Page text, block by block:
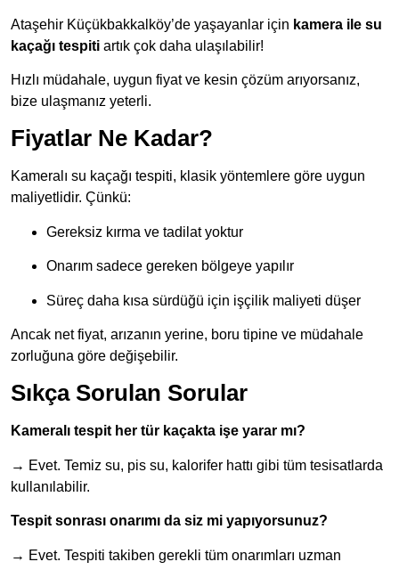
Ataşehir Küçükbakkalköy’de yaşayanlar için kamera ile su
kaçağı tespiti artık çok daha ulaşılabilir!
Hızlı müdahale, uygun fiyat ve kesin çözüm arıyorsanız,
bize ulaşmanız yeterli.
Fiyatlar Ne Kadar?
Kameralı su kaçağı tespiti, klasik yöntemlere göre uygun
maliyetlidir. Çünkü:
Gereksiz kırma ve tadilat yoktur
Onarım sadece gereken bölgeye yapılır
Süreç daha kısa sürdüğü için işçilik maliyeti düşer
Ancak net fiyat, arızanın yerine, boru tipine ve müdahale
zorluğuna göre değişebilir.
Sıkça Sorulan Sorular
Kameralı tespit her tür kaçakta işe yarar mı?
→ Evet. Temiz su, pis su, kalorifer hattı gibi tüm tesisatlarda
kullanılabilir.
Tespit sonrası onarımı da siz mi yapıyorsunuz?
→ Evet. Tespiti takiben gerekli tüm onarımları uzman